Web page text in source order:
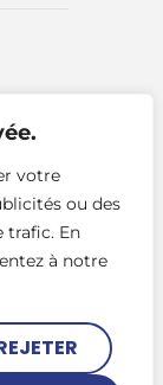
votre
ou des
trafic. En
à notre